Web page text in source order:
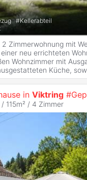
#Kellerabteil
2 Zimmerwohnung mit
neu errichteten
Wohnzimmer mit
Küche,
in Viktring
/ 115m² / 4 Zimmer